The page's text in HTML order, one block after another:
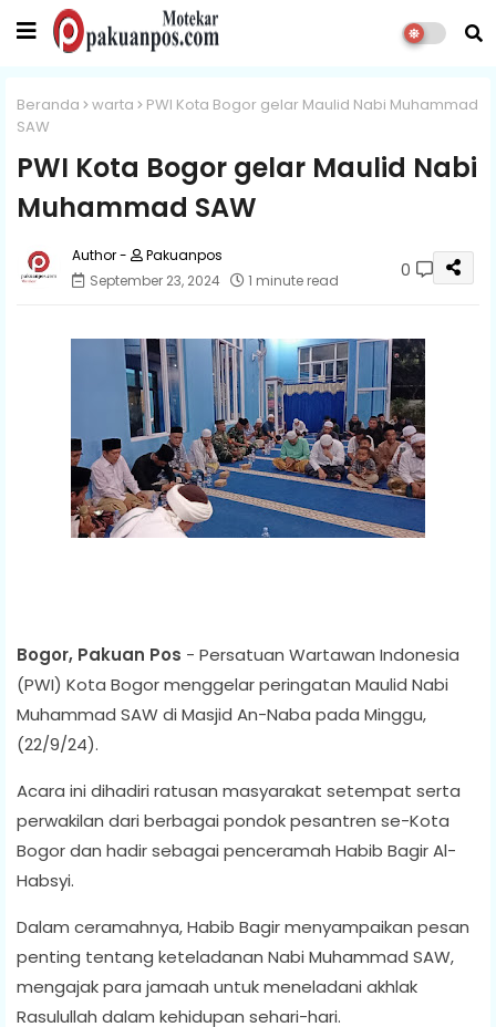
Beranda warta
PWI Kota Bogor gelar Maulid Nabi Muhammad
SAW
PWI Kota Bogor gelar Maulid Nabi
Muhammad SAW
Pakuanpos
September 23, 2024
1 minute read 0
Bogor, Pakuan Pos - Persatuan Wartawan Indonesia
(PWI) Kota Bogor menggelar peringatan Maulid Nabi
Muhammad SAW di Masjid An-Naba pada Minggu,
(22/9/24).
Acara ini dihadiri ratusan masyarakat setempat serta
perwakilan dari berbagai pondok pesantren se-Kota
Bogor dan hadir sebagai penceramah Habib Bagir Al-
Habsyi.
Dalam ceramahnya, Habib Bagir menyampaikan pesan
penting tentang keteladanan Nabi Muhammad SAW,
mengajak para jamaah untuk meneladani akhlak
Rasulullah dalam kehidupan sehari-hari.